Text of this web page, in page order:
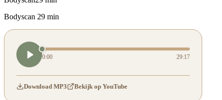
Bodyscan 29 min
0:00 29:17
Download MP3 Bekijk op YouTube